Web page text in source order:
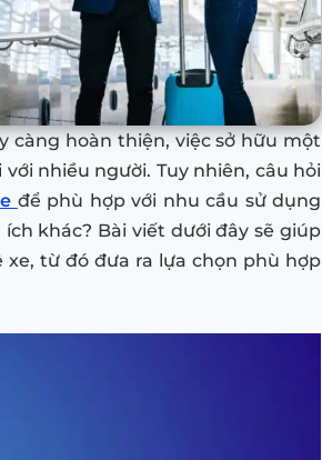
càng hoàn thiện, việc sở hữu một
nhiều người. Tuy nhiên, câu hỏi
để phù hợp với nhu cầu sử dụng
khác? Bài viết dưới đây sẽ giúp
từ đó đưa ra lựa chọn phù hợp